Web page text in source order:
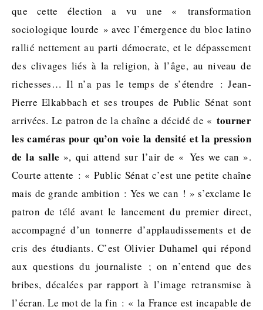
que cette élection a vu une « transformation
sociologique lourde » avec l’émergence du bloc latino
rallié nettement au parti démocrate, et le dépassement
des clivages liés à la religion, à l’âge, au niveau de
richesses… Il n’a pas le temps de s’étendre : Jean-
Pierre Elkabbach et ses troupes de Public Sénat sont
arrivées. Le patron de la chaîne a décidé de « tourner
les caméras pour qu’on voie la densité et la pression
de la salle », qui attend sur l’air de « Yes we can ».
Courte attente : « Public Sénat c’est une petite chaîne
mais de grande ambition : Yes we can ! » s’exclame le
patron de télé avant le lancement du premier direct,
accompagné d’un tonnerre d’applaudissements et de
cris des étudiants. C’est Olivier Duhamel qui répond
aux questions du journaliste ; on n’entend que des
bribes, décalées par rapport à l’image retransmise à
l’écran. Le mot de la fin : « la France est incapable de